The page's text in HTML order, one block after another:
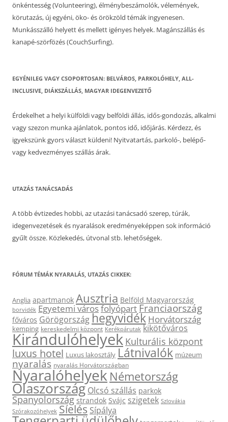
önkéntesség (Volunteering), élménybeszámolók, vélemények,
körutazás, új egyéni, öko- és örökzöld témák ingyenesen.
Munkásszálló helyett és mellett igényes helyek. Magánszállás és
kanapé-szörfözés (CouchSurfing).
EGYÉNILEG VAGY CSOPORTOSAN: BELVÁROS, PARKOLÓHELY, ALL-
INCLUSIVE, DIÁKSZÁLLÁS, MAGYAR IDEGENVEZETŐ
Érdekelhet a helyi külföldi vagy belföldi állás, idős-gondozás, alkalmi
vagy szezon munka ajánlatok, pontos idő, időjárás. Kérdezz, és
igyekszünk gyors választ küldeni! Nyitvatartás, parkoló-, belépő-
vagy kedvezményes szállás árak.
UTAZÁS TANÁCSADÁS
A több évtizedes hobbi, az utazási tanácsadó szerep, túrák,
idegenvezetések és nyaralások eredményeképpen sok információ
gyűlt össze. Közlekedés, útvonal stb. lehetőségek.
FÓRUM TÉMÁK NYARALÁS, UTAZÁS CIKKEK:
Anglia apartmanok Ausztria Belföld Magyarország
borvidék Egyetemi városfolyópartFranciaország
főváros Görögországhegyvidék Horvátország
kemping kereskedelmi központ Kerékpárutak kikötőváros
Kirándulóhelyek Kulturális központ
luxus hotel Luxus lakosztály Látnivalók múzeum
nyaralás nyaralás Horvátországban
Nyaralóhelyek Németország
Olaszország Olcsó szállás parkok
Spanyolország strandok Svájc szigetek Szlovákia
Szórakozóhelyek Síelés Sípálya